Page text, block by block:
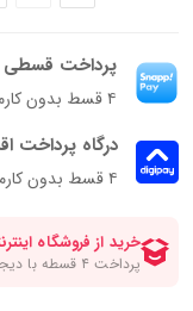
پرداخت قسطی
۴ قسط بدون کارمزد، ماهانه ۱٬۴۹۸٬۶۲۵ تومان
درگاه پرداخت
۴ قسط بدون کارمزد، ماهانه 1,498,625 تومان